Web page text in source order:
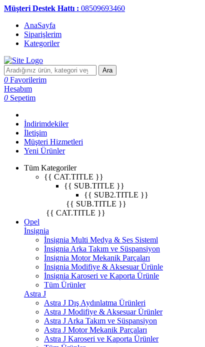
Müşteri Destek Hattı : 08509693460
AnaSayfa
Siparişlerim
Kategoriler
Ara
0 Favorilerim
Hesabım
0 Sepetim
İndirimdekiler
İletişim
Müşteri Hizmetleri
Yeni Ürünler
Tüm Kategoriler
{{ CAT.TITLE }}
{{ SUB.TITLE }}
{{ SUB2.TITLE }}
{{ SUB.TITLE }}
{{ CAT.TITLE }}
Opel
İnsignia
İnsignia Multi Medya & Ses Sisteml
İnsignia Arka Takım ve Süspansiyon
İnsignia Motor Mekanik Parçaları
İnsignia Modifiye & Aksesuar Ürünle
İnsignia Karoseri ve Kaporta Ürünle
Tüm Ürünler
Astra J
Astra J Dış Aydınlatma Ürünleri
Astra J Modifiye & Aksesuar Ürünler
Astra J Arka Takım ve Süspansiyon
Astra J Motor Mekanik Parçaları
Astra J Karoseri ve Kaporta Ürünler